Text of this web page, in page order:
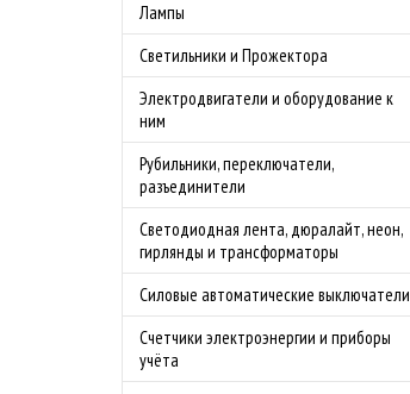
Лампы
Светильники и Прожектора
Электродвигатели и оборудование к
ним
Рубильники, переключатели,
разъединители
Светодиодная лента, дюралайт, неон,
гирлянды и трансформаторы
Силовые автоматические выключатели
Счетчики электроэнергии и приборы
учёта